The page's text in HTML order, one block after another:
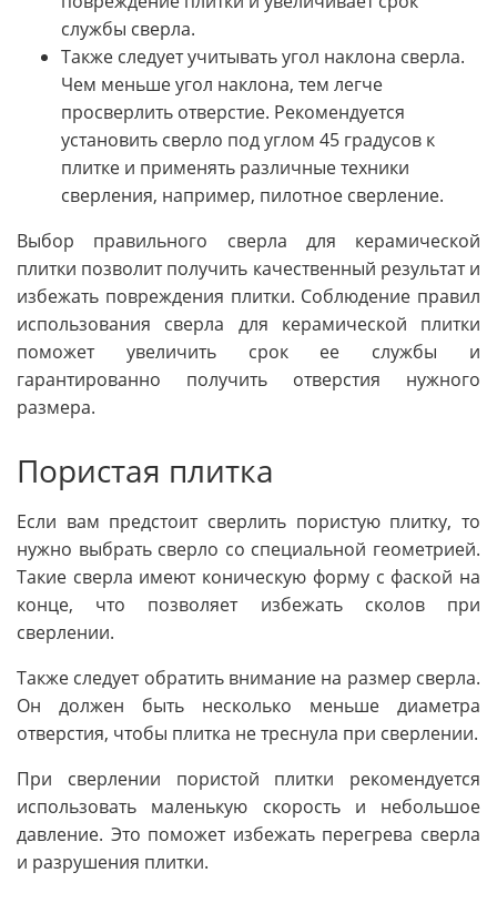
службы сверла.
Также следует учитывать угол наклона сверла.
Чем меньше угол наклона, тем легче
просверлить отверстие. Рекомендуется
установить сверло под углом 45 градусов к
плитке и применять различные техники
сверления, например, пилотное сверление.
Выбор правильного сверла для керамической
плитки позволит получить качественный результат и
избежать повреждения плитки. Соблюдение правил
использования сверла для керамической плитки
поможет увеличить срок ее службы и
гарантированно получить отверстия нужного
размера.
Пористая плитка
Если вам предстоит сверлить пористую плитку, то
нужно выбрать сверло со специальной геометрией.
Такие сверла имеют коническую форму с фаской на
конце, что позволяет избежать сколов при
сверлении.
Также следует обратить внимание на размер сверла.
Он должен быть несколько меньше диаметра
отверстия, чтобы плитка не треснула при сверлении.
При сверлении пористой плитки рекомендуется
использовать маленькую скорость и небольшое
давление. Это поможет избежать перегрева сверла
и разрушения плитки.